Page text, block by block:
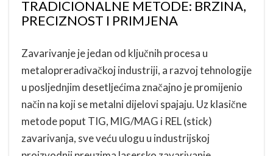
TRADICIONALNE METODE: BRZINA,
PRECIZNOST I PRIMJENA
Zavarivanje je jedan od ključnih procesa u
metaloprerađivačkoj industriji, a razvoj tehnologije
u posljednjim desetljećima značajno je promijenio
način na koji se metalni dijelovi spajaju. Uz klasične
metode poput TIG, MIG/MAG i REL (stick)
zavarivanja, sve veću ulogu u industrijskoj